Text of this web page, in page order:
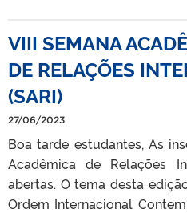
VIII SEMANA
DE RELAÇÕES
(SARI)
27/06/2023
Boa tarde estudantes, As
Acadêmica de Relações
abertas. O tema desta
Ordem Internacional